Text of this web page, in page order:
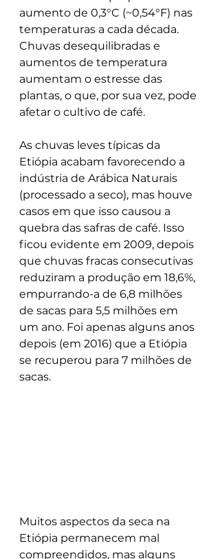
aumento de 0,3°C (~0,54°F) nas
temperaturas a cada década.
Chuvas desequilibradas e
aumentos de temperatura
aumentam o estresse das
plantas, o que, por sua vez, pode
afetar o cultivo de café.
As chuvas leves típicas da
Etiópia acabam favorecendo a
indústria de Arábica Naturais
(processado a seco), mas houve
casos em que isso causou a
quebra das safras de café. Isso
ficou evidente em 2009, depois
que chuvas fracas consecutivas
reduziram a produção em 18,6%,
empurrando-a de 6,8 milhões
de sacas para 5,5 milhões em
um ano. Foi apenas alguns anos
depois (em 2016) que a Etiópia
se recuperou para 7 milhões de
sacas.
Muitos aspectos da seca na
Etiópia permanecem mal
compreendidos, mas alguns